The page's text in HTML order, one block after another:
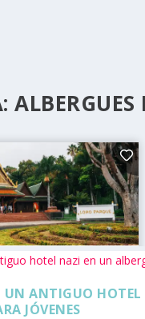
ALBERGUES
UN ANTIGUO
JÓVENES